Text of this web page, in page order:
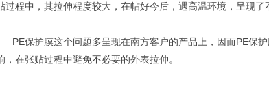
过程中，其拉伸程度较大，在帖好今后，遇高温环境，呈现了
PE保护膜这个问题多呈现在南方客户的产品上，因而PE保
，在张贴过程中避免不必要的外表拉伸。